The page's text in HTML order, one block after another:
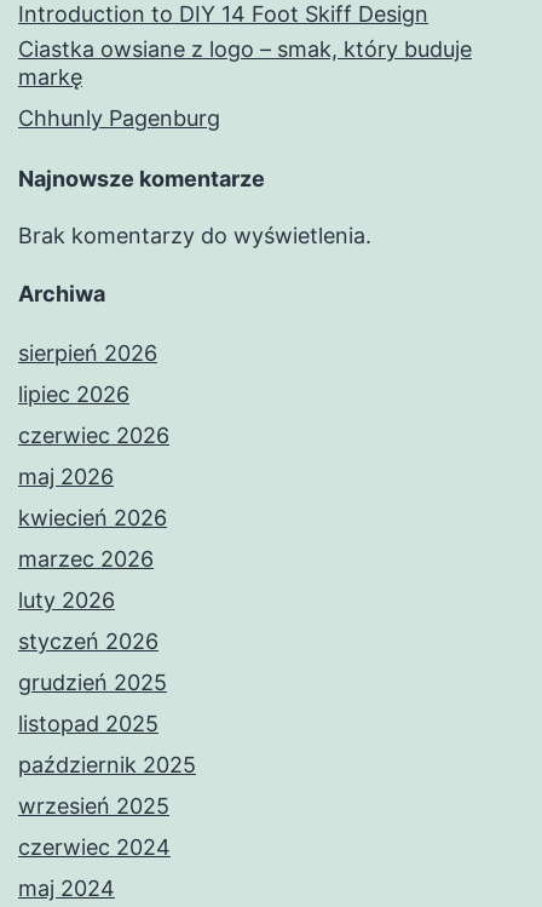
Introduction to DIY 14 Foot Skiff Design
Ciastka owsiane z logo – smak, który buduje
markę
Chhunly Pagenburg
Najnowsze komentarze
Brak komentarzy do wyświetlenia.
Archiwa
sierpień 2026
lipiec 2026
czerwiec 2026
maj 2026
kwiecień 2026
marzec 2026
luty 2026
styczeń 2026
grudzień 2025
listopad 2025
październik 2025
wrzesień 2025
czerwiec 2024
maj 2024